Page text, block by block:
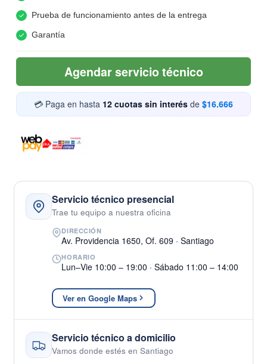
Prueba de funcionamiento antes de la entrega
Garantía
Agendar servicio técnico
💳 Paga en hasta 12 cuotas sin interés de $16.666
Servicio técnico presencial
Trae tu equipo a nuestra oficina
DIRECCIÓN
Av. Providencia 1650, Of. 609 · Santiago
HORARIO
Lun–Vie 10:00 – 19:00 · Sábado 11:00 – 14:00
Ver en Google Maps
Servicio técnico a domicilio
Vamos donde estés en Santiago